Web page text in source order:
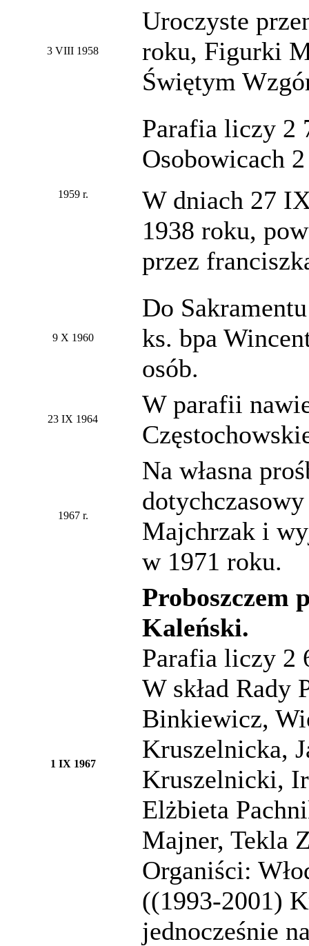
3 VIII 1958
Uroczyste
roku, Figurki
Świętym
1959 r.
Parafia liczy 2
Osobowicach
W dniach 27
1938 roku,
przez
9 X 1960
Do
ks. bpa
osób.
23 IX 1964
W parafii
1967 r.
Na własna
Majchrzak i
w 1971 roku.
1 IX 1967
Proboszczem
Kaleński.
Parafia liczy 2
W skład Rady
Binkiewicz,
Kruszelnicka,
Kruszelnicki,
Elżbieta
Majner, Tekla
Organiści:
((1993-2001)
jednocześnie